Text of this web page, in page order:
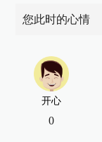
您此时的心情
开心
0